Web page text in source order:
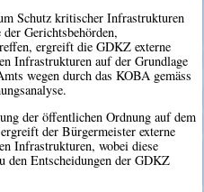
Schutz kritischer Infrastrukturen
Gerichtsbehörden,
ergreift die GDKZ externe
Infrastrukturen auf der Grundlage
wegen durch das KOBA gemäss
der öffentlichen Ordnung auf dem
der Bürgermeister externe
Infrastrukturen, wobei diese
den Entscheidungen der GDKZ